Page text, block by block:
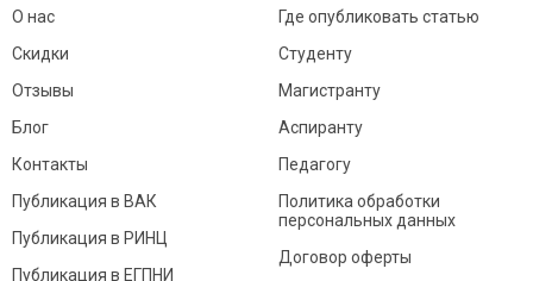
О нас
Скидки
Отзывы
Блог
Контакты
Где опубликовать статью
Студенту
Магистранту
Аспиранту
Педагогу
Публикация в ВАК
Публикация в РИНЦ
Публикация в ЕГПНИ
Политика обработки
персональных данных
Договор оферты